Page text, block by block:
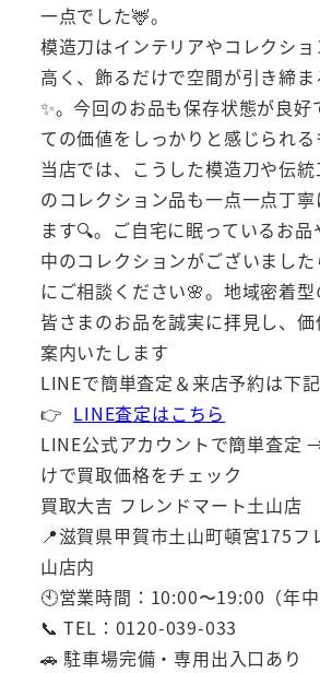
一点でした🦌。
模造刀はインテリアやコレクシ
高く、飾るだけで空間が引き締
✨。今回のお品も保存状態が良好
ての価値をしっかりと感じられる
当店では、こうした模造刀や伝
のコレクション品も一点一点丁
ます🔍。ご自宅に眠っているお
中のコレクションがございまし
にご相談ください🌸。地域密着型
皆さまのお品を誠実に拝見し、
案内いたします
LINEで簡単査定＆来店予約は下
👉 LINE査定はこちら
LINE公式アカウントで簡単査定
けで買取価格をチェック
買取大吉 フレンドマート土山店
📍滋賀県甲賀市土山町頓宮175フ
山店内
🕙営業時間：10:00〜19:00（年中
📞 TEL：0120-039-033
🚗 駐車場完備・専用出入口あり